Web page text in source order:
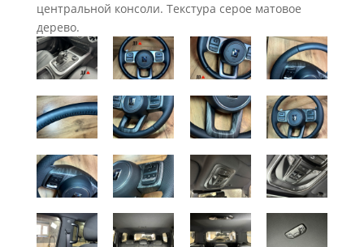
центральной консоли. Текстура серое матовое
дерево.